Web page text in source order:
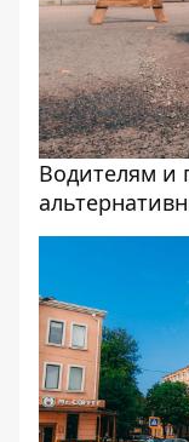
Водителям и